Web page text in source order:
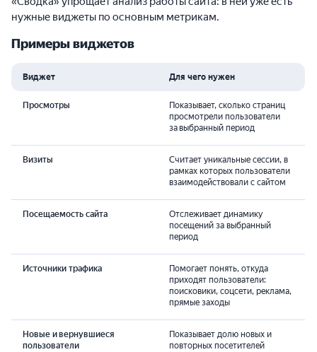
нужные виджеты по основным метрикам.
Примеры виджетов
Виджет Для чего нужен
Просмотры
Показывает, сколько страниц
просмотрели пользователи
за выбранный период
Визиты
Считает уникальные сессии, в
рамках которых пользователи
взаимодействовали с сайтом
Посещаемость сайта
Отслеживает динамику
посещений за выбранный
период
Источники трафика
Помогает понять, откуда
приходят пользователи:
поисковики, соцсети, реклама,
прямые заходы
Новые и вернувшиеся
пользователи
Показывает долю новых и
повторных посетителей